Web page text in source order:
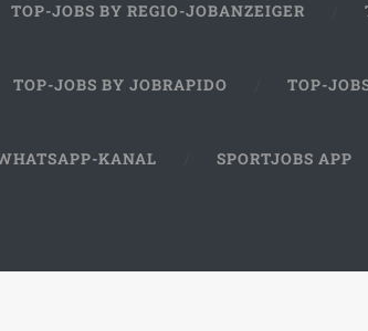
TOP-JOBS BY REGIO-JOBANZEIGER
TOP-JOBS BY JOBRAPIDO TOP-
KANAL SPORTJOBS APP